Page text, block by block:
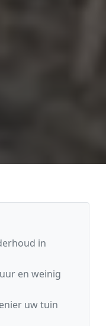
in
en weinig
uw tuin